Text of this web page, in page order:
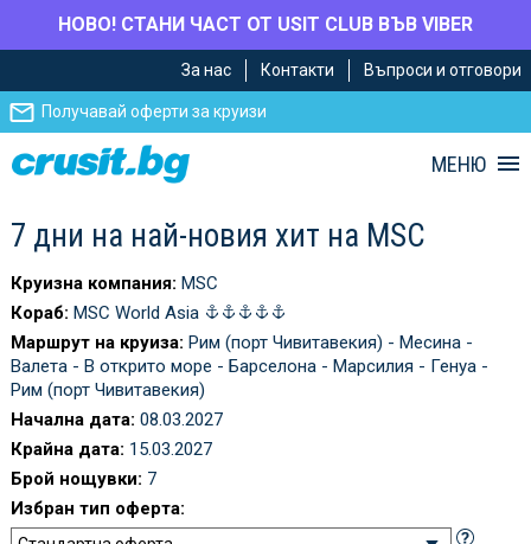
НОВО! СТАНИ ЧАСТ ОТ USIT CLUB ВЪВ VIBER
главното
съдържание
Навигацията
За нас Контакти Въпроси и отговори
Получавай оферти за круизи
МЕНЮ
7 дни на най-новия хит на MSC
Круизна компания: MSC
Кораб: MSC World Asia
Маршрут на круиза: Рим (порт Чивитавекия) - Месина -
Валета - В открито море - Барселона - Марсилия - Генуа -
Рим (порт Чивитавекия)
Начална дата: 08.03.2027
Крайна дата: 15.03.2027
Брой нощувки: 7
Избран тип оферта: